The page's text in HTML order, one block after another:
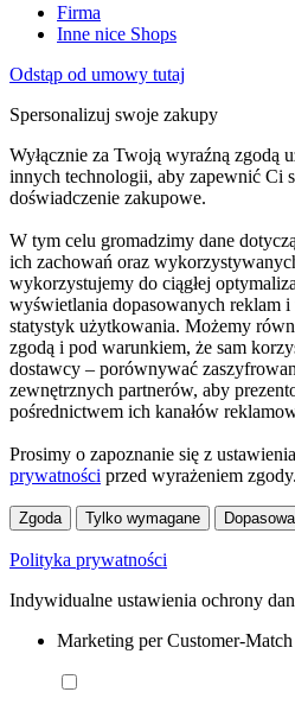
Firma
Inne nice Shops
Odstąp od umowy tutaj
Spersonalizuj swoje zakupy
Wyłącznie za Twoją wyraźną zgodą
innych technologii, aby zapewnić Ci
doświadczenie zakupowe.
W tym celu gromadzimy dane
ich zachowań oraz
wykorzystujemy do ciągłej
wyświetlania dopasowanych reklam i
statystyk użytkowania. Możemy
zgodą i pod warunkiem, że sam
dostawcy – porównywać
zewnętrznych partnerów, aby
pośrednictwem ich kanałów
Prosimy o zapoznanie się z
prywatności przed wyrażeniem zgody.
Zgoda Tylko wymagane
Polityka prywatności
Indywidualne ustawienia ochrony
Marketing per Customer-Match